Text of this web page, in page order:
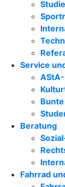
Service
Beratung
Fahrrad